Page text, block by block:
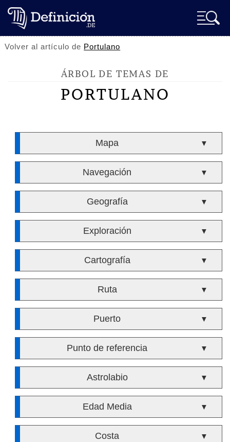
Volver al artículo de Portulano
ÁRBOL DE TEMAS DE
PORTULANO
Mapa ▼
Navegación ▼
Geografía ▼
Exploración ▼
Cartografía ▼
Ruta ▼
Puerto ▼
Punto de referencia ▼
Astrolabio ▼
Edad Media ▼
Costa ▼